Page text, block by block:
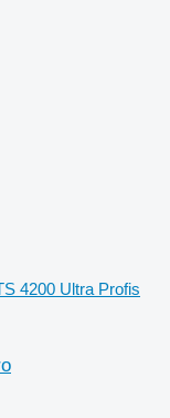
4200 Ultra Profis